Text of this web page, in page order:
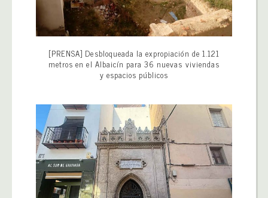
[PRENSA] Desbloqueada la expropiación de 1.121
metros en el Albaicín para 36 nuevas viviendas
y espacios públicos